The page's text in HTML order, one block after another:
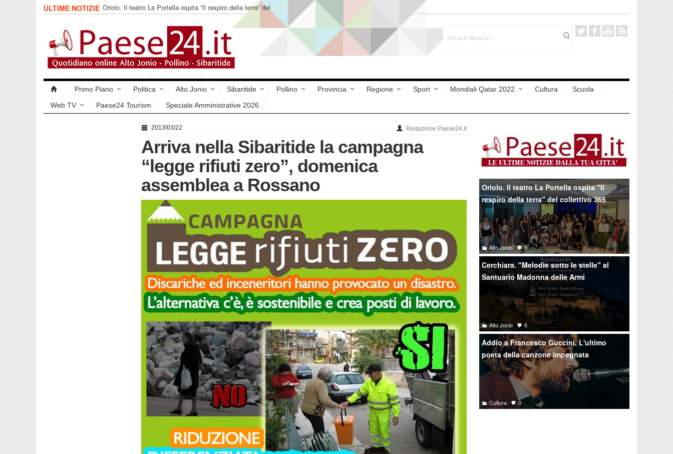
ULTIME NOTIZIE Oriolo. Il teatro La Portella ospita “Il respiro della terra” del
collettivo 365
Primo Piano Politica Alto Jonio Sibaritide Pollino Provincia Regione Sport Mondiali Qatar 2022 Cultura
Scuola
Web TV
Paese24 Tourism Speciale Amministrative 2026
2013/03/22 Redazione Paese24.it
Arriva nella Sibaritide la campagna
“legge rifiuti zero”, domenica
assemblea a Rossano
Oriolo. Il teatro La Portella ospita "Il
respiro della terra" del collettivo 365
Alto Jonio 0
Cerchiara. "Melodie sotto le stelle" al
Santuario Madonna delle Armi
Alto Jonio 0
Addio a Francesco Guccini. L'ultimo
poeta della canzone impegnata
Cultura 0